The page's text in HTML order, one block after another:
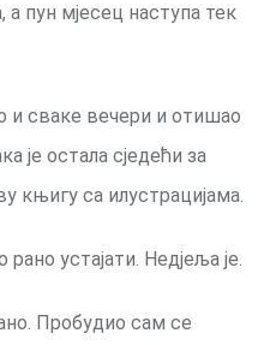
а пун мјесец наступа тек
и сваке вечери и отишао
је остала сједећи за
књигу са илустрацијама.
рано устајати. Недјеља је.
Пробудио сам се